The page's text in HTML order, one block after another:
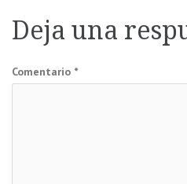
entradas
Deja una
Comentario *